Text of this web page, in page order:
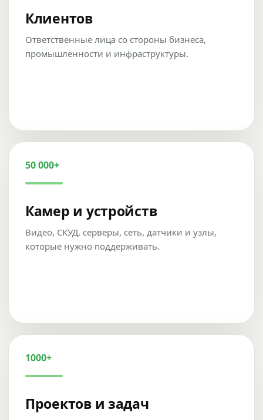
Клиентов
Ответственные лица со стороны бизнеса,
промышленности и инфраструктуры.
50 000+
Камер и устройств
Видео, СКУД, серверы, сеть, датчики и узлы,
которые нужно поддерживать.
1000+
Проектов и задач